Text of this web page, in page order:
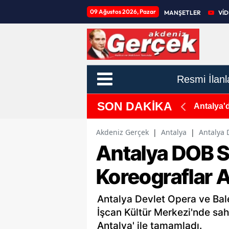
09 Ağustos 2026, Pazar MANŞETLER
Resmi
SON DAKİKA
Gizli Tarihi Ortaya Çıkardı, Sit Kararı
Akdeniz Gerçek | Antalya | Antalya
Antalya DOB
Koreograflar
Antalya Devlet Opera ve
İşcan Kültür Merkezi'nde
Antalya' ile tamamladı.